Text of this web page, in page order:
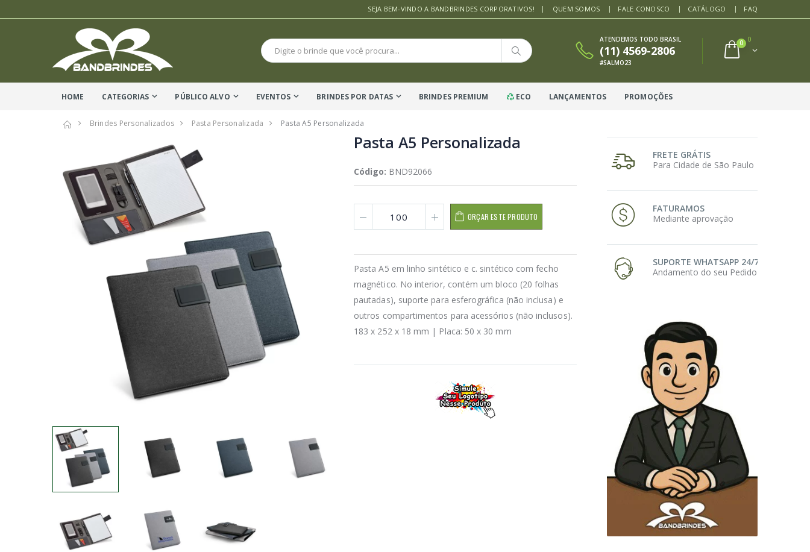
SEJA BEM-VINDO A BANDBRINDES CORPORATIVOS! QUEM SOMOS FALE CONOSCO CATÁLOGO FAQ
ATENDEMOS TODO BRASIL
(11) 4569-2806
#SALMO23
0
0
HOME CATEGORIAS PÚBLICO ALVO EVENTOS BRINDES POR DATAS BRINDES PREMIUM ECO LANÇAMENTOS PROMOÇÕES
Brindes Personalizados Pasta Personalizada Pasta A5 Personalizada
Pasta A5 Personalizada
Código: BND92066
ORÇAR ESTE PRODUTO
Pasta A5 em linho sintético e c. sintético com fecho
magnético. No interior, contém um bloco (20 folhas
pautadas), suporte para esferográfica (não inclusa) e
outros compartimentos para acessórios (não inclusos).
183 x 252 x 18 mm | Placa: 50 x 30 mm
FRETE GRÁTIS
Para Cidade de São Paulo
FATURAMOS
Mediante aprovação
SUPORTE WHATSAPP 24/7
Andamento do seu Pedido